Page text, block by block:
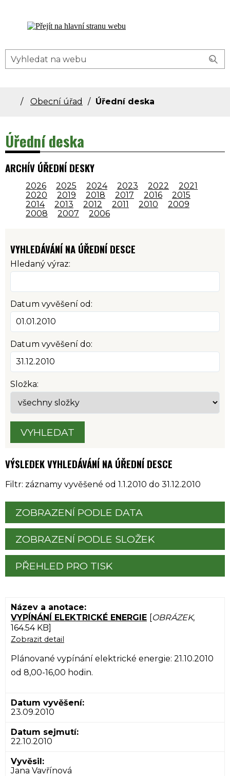
Dolní Bečva - oficiální stránky obce
Obecní úřad Úřední deska
Úřední deska
ARCHÍV ÚŘEDNÍ DESKY
2026 2025 2024 2023 2022
2021
2020
2019 2018 2017 2016
2015
2014
2013 2012 2011 2010
2009
2008
2007 2006
VYHLEDÁVÁNÍ NA ÚŘEDNÍ DESCE
Hledaný výraz:
Datum vyvěšení od:
Datum vyvěšení do:
Složka:
VYHLEDAT
VÝSLEDEK VYHLEDÁVÁNÍ NA ÚŘEDNÍ DESCE
Filtr: záznamy vyvěšené od 1.1.2010 do 31.12.2010
ZOBRAZENÍ PODLE DATA
ZOBRAZENÍ PODLE SLOŽEK
PŘEHLED PRO TISK
VYPÍNÁNÍ ELEKTRICKÉ ENERGIE [OBRÁZEK,
164.54 KB]
Zobrazit detail
Plánované vypínání elektrické energie: 21.10.2010
od 8,00-16,00 hodin.
23.09.2010
22.10.2010
Jana Vavřínová